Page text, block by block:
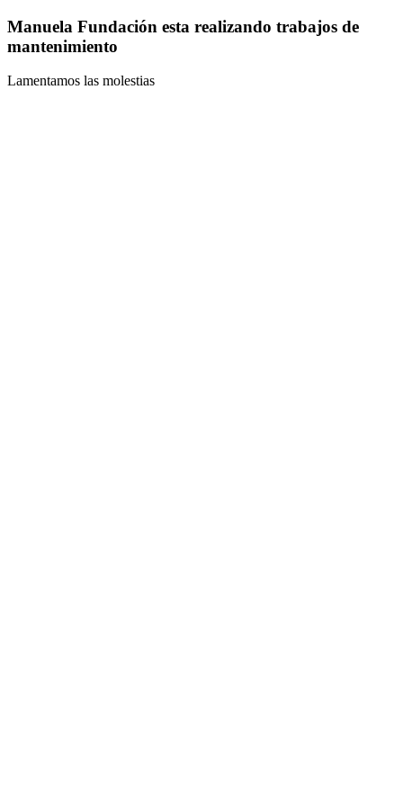
Manuela Fundación esta realizando trabajos de
mantenimiento
Lamentamos las molestias